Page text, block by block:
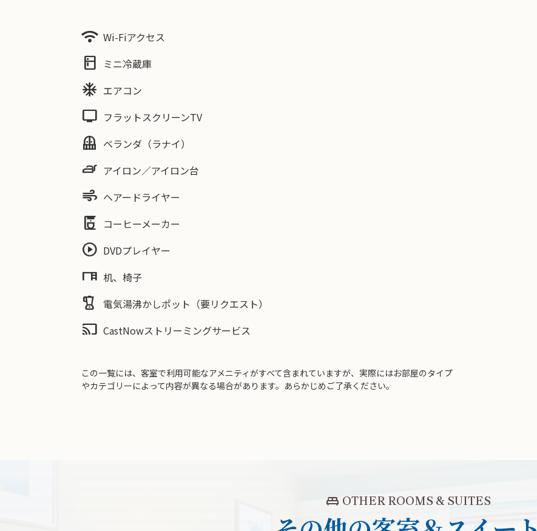
wifi Wi-Fiアクセス
kitchen ミニ冷蔵庫
ac_unit エアコン
tv フラットスクリーンTV
balcony ベランダ（ラナイ）
iron アイロン／アイロン台
air ヘアードライヤー
coffee_maker コーヒーメーカー
play_circle DVDプレイヤー
desk 机、椅子
blender 電気湯沸かしポット（要リクエスト）
cast CastNowストリーミングサービス
この一覧には、客室で利用可能なアメニティがすべて含まれていますが、実際にはお部屋のタイプ
やカテゴリーによって内容が異なる場合があります。あらかじめご了承ください。
king_bed OTHER ROOMS & SUITES